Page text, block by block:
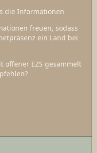
die Informationen
freuen, sodass
ein Land bei
EZS gesammelt